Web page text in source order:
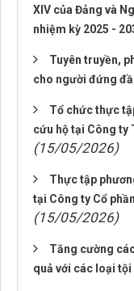
XIV của Đảng và
nhiệm kỳ 2025 -
Tuyên truyền,
cho người đứng
Tổ chức thực
cứu hộ tại Công ty
(15/05/2026)
Thực tập
tại Công ty Cổ
(15/05/2026)
Tăng cường
quả với các loại tội